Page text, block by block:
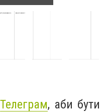
Телеграм, аби бути